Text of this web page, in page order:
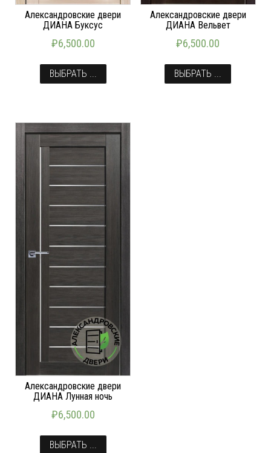
Александровские двери
ДИАНА Буксус
₽6,500.00
ВЫБРАТЬ ...
Александровские двери
ДИАНА Вельвет
₽6,500.00
ВЫБРАТЬ ...
Александровские двери
ДИАНА Лунная ночь
₽6,500.00
ВЫБРАТЬ ...